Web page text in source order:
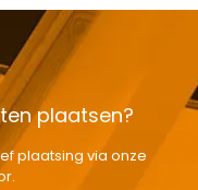
plaatsen?
plaatsing via onze